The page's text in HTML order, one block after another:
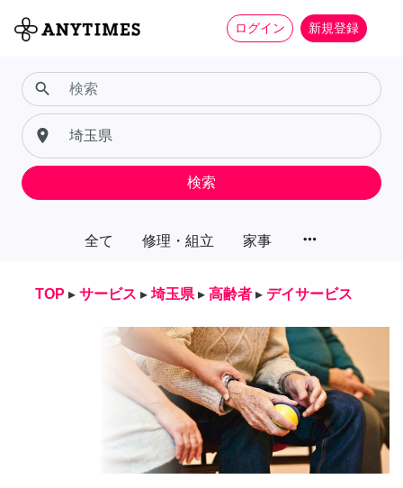
ログイン 新規登録
全て 修理・組立 家事 more_horiz
search
place
検索
TOP ▸ サービス ▸ 埼玉県 ▸ 高齢者 ▸ デイサービス